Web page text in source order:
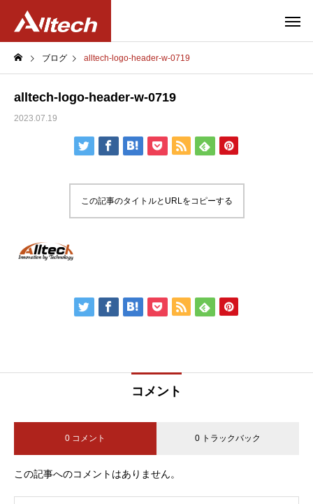
ブログ alltech-logo-header-w-0719
alltech-logo-header-w-0719
2023.07.19
この記事のタイトルとURLをコピーする
コメント
0 コメント 0 トラックバック
この記事へのコメントはありません。